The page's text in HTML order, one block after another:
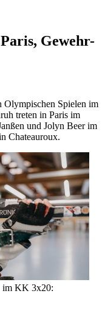
Gewehr-
Olympischen Spielen im
treten in Paris im
und Jolyn Beer im
Chateauroux.
im KK 3x20: